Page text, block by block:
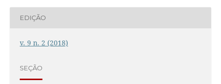
EDIÇÃO
v. 9 n. 2 (2018)
SEÇÃO